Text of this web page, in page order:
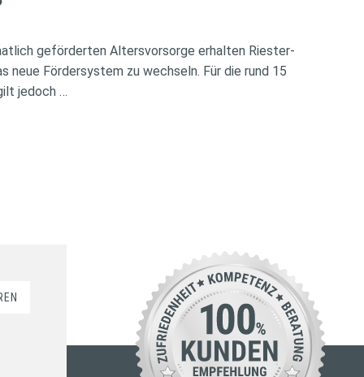
geförderten Altersvorsorge erhalten Riester-
neue Fördersystem zu wechseln. Für die rund 15
jedoch …